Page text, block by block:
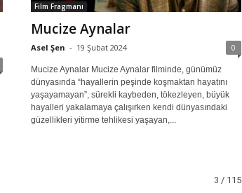
Film Fragmanı
Mucize Aynalar
Asel Şen - 19 Şubat 2024 0
Mucize Aynalar Mucize Aynalar filminde, günümüz
dünyasında “hayallerin peşinde koşmaktan hayatını
yaşayamayan”, sürekli kaybeden, tökezleyen, büyük
hayalleri yakalamaya çalışırken kendi dünyasındaki
güzellikleri yitirme tehlikesi yaşayan,...
3 / 115